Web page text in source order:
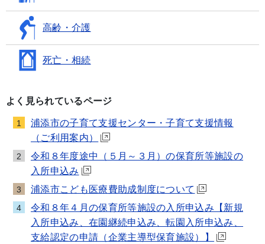
高齢・介護
死亡・相続
よく見られているページ
1
浦添市の子育て支援センター・子育て支援情報
（ご利用案内）
2
令和８年度途中（５月～３月）の保育所等施設の
入所申込み
3 浦添市こども医療費助成制度について
4
令和８年４月の保育所等施設の入所申込み【新規
入所申込み、在園継続申込み、転園入所申込み、
支給認定の申請（企業主導型保育施設）】